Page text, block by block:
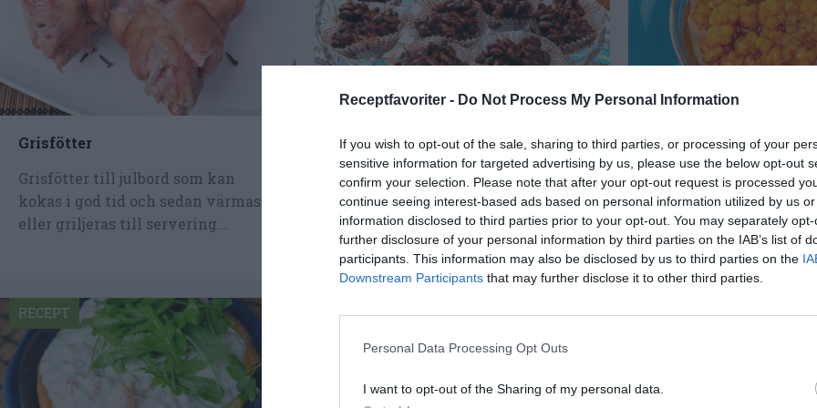
Receptfavoriter - Do Not Process My Personal Information
If you wish to opt-out of the sale, sharing to third parties, or processing of your
sensitive information for targeted advertising by us, please use the below opt-out
confirm your selection. Please note that after your opt-out request is processed
continue seeing interest-based ads based on personal information utilized by us
information disclosed to third parties prior to your opt-out. You may separately
further disclosure of your personal information by third parties on the IAB’s list of
participants. This information may also be disclosed by us to third parties on the
Downstream Participants that may further disclose it to other third parties.
Personal Data Processing Opt Outs
I want to opt-out of the Sharing of my personal data.
Grisfötter
Grisfötter till julbord som kan
kokas i god tid och sedan värmas
eller griljeras till servering...
Rischoklad
Rischoklad är ett klassiskt godis
som bland annat passar till jul.
Rischoklad är lätt att göra - du...
Mylta eller rårörd
Mylta är en rårörd
med socker.
riktig delikatess som
RECEPT RECEPT RECEPT